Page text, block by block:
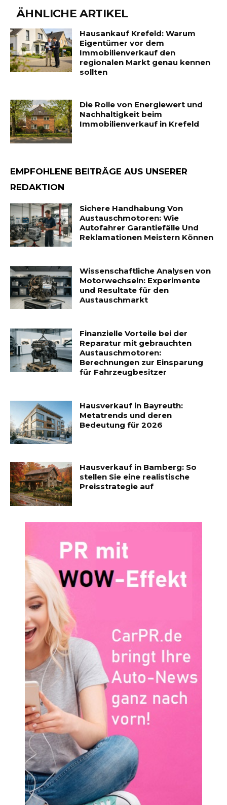
ÄHNLICHE ARTIKEL
Hausankauf Krefeld: Warum
Eigentümer vor dem
Immobilienverkauf den
regionalen Markt genau kennen
sollten
Die Rolle von Energiewert und
Nachhaltigkeit beim
Immobilienverkauf in Krefeld
EMPFOHLENE BEITRÄGE AUS UNSERER
REDAKTION
Sichere Handhabung Von
Austauschmotoren: Wie
Autofahrer Garantiefälle Und
Reklamationen Meistern Können
Wissenschaftliche Analysen von
Motorwechseln: Experimente
und Resultate für den
Austauschmarkt
Finanzielle Vorteile bei der
Reparatur mit gebrauchten
Austauschmotoren:
Berechnungen zur Einsparung
für Fahrzeugbesitzer
Hausverkauf in Bayreuth:
Metatrends und deren
Bedeutung für 2026
Hausverkauf in Bamberg: So
stellen Sie eine realistische
Preisstrategie auf